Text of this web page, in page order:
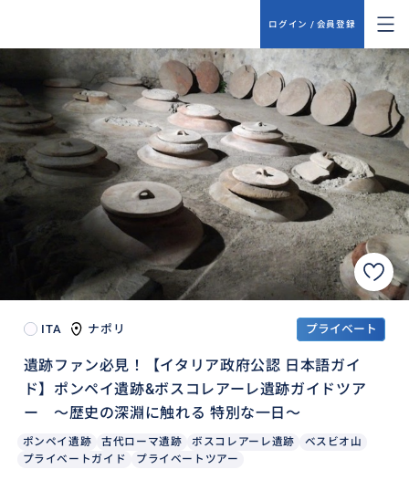
ログイン / 会員登録
ITA ナポリ プライベート
遺跡ファン必見！【イタリア政府公認 日本語ガイ
ド】ポンペイ遺跡&ボスコレアーレ遺跡ガイドツア
ー 〜歴史の深淵に触れる 特別な一日～
ポンペイ遺跡 古代ローマ遺跡 ボスコレアーレ遺跡
ベスビオ山
プライベートガイド
プライベートツアー